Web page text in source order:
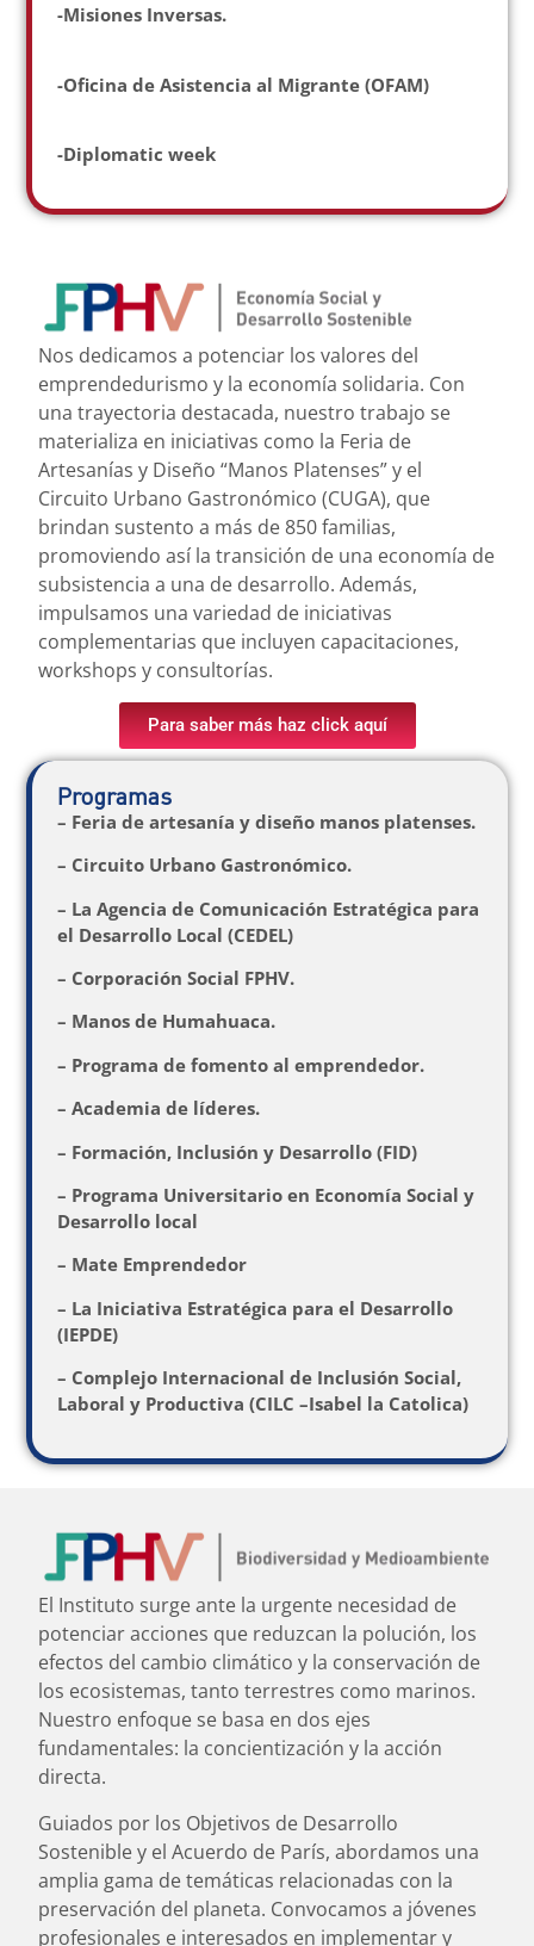
-Misiones Inversas.
-Oficina de Asistencia al Migrante (OFAM)
-Diplomatic week
Nos dedicamos a potenciar los valores del
emprendedurismo y la economía solidaria. Con
una trayectoria destacada, nuestro trabajo se
materializa en iniciativas como la Feria de
Artesanías y Diseño “Manos Platenses” y el
Circuito Urbano Gastronómico (CUGA), que
brindan sustento a más de 850 familias,
promoviendo así la transición de una economía de
subsistencia a una de desarrollo. Además,
impulsamos una variedad de iniciativas
complementarias que incluyen capacitaciones,
workshops y consultorías.
Para saber más haz click aquí
Programas
– Feria de artesanía y diseño manos platenses.
– Circuito Urbano Gastronómico.
– La Agencia de Comunicación Estratégica para
el Desarrollo Local (CEDEL)
– Corporación Social FPHV.
– Manos de Humahuaca.
– Programa de fomento al emprendedor.
– Academia de líderes.
– Formación, Inclusión y Desarrollo (FID)
– Programa Universitario en Economía Social y
Desarrollo local
– Mate Emprendedor
– La Iniciativa Estratégica para el Desarrollo
(IEPDE)
– Complejo Internacional de Inclusión Social,
Laboral y Productiva (CILC –Isabel la Catolica)
El Instituto surge ante la urgente necesidad de
potenciar acciones que reduzcan la polución, los
efectos del cambio climático y la conservación de
los ecosistemas, tanto terrestres como marinos.
Nuestro enfoque se basa en dos ejes
fundamentales: la concientización y la acción
directa.
Guiados por los Objetivos de Desarrollo
Sostenible y el Acuerdo de París, abordamos una
amplia gama de temáticas relacionadas con la
preservación del planeta. Convocamos a jóvenes
profesionales e interesados en implementar y